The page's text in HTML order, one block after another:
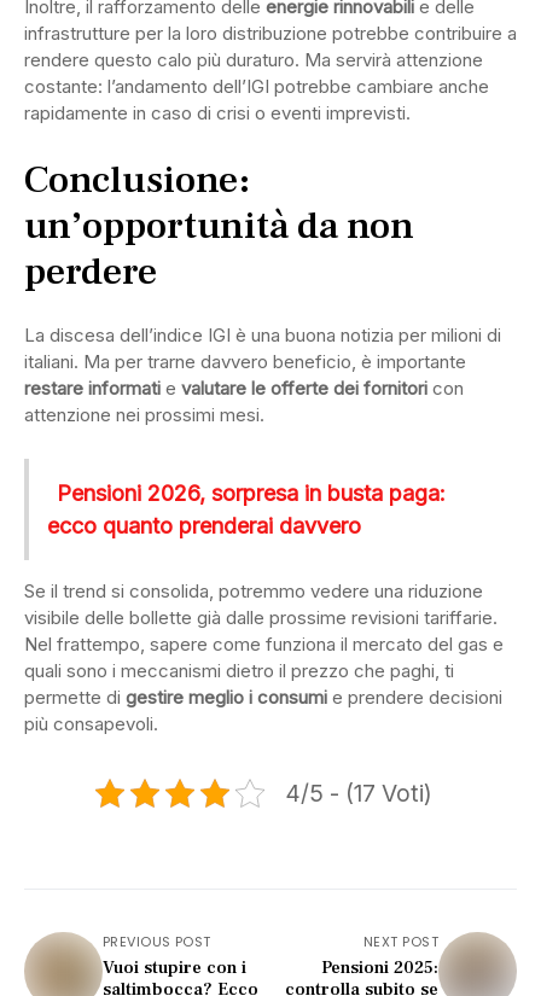
Inoltre, il rafforzamento delle energie rinnovabili e delle
infrastrutture per la loro distribuzione potrebbe contribuire a
rendere questo calo più duraturo. Ma servirà attenzione
costante: l’andamento dell’IGI potrebbe cambiare anche
rapidamente in caso di crisi o eventi imprevisti.
Conclusione:
un’opportunità da non
perdere
La discesa dell’indice IGI è una buona notizia per milioni di
italiani. Ma per trarne davvero beneficio, è importante
restare informati e valutare le offerte dei fornitori con
attenzione nei prossimi mesi.
Pensioni 2026, sorpresa in busta paga:
ecco quanto prenderai davvero
Se il trend si consolida, potremmo vedere una riduzione
visibile delle bollette già dalle prossime revisioni tariffarie.
Nel frattempo, sapere come funziona il mercato del gas e
quali sono i meccanismi dietro il prezzo che paghi, ti
permette di gestire meglio i consumi e prendere decisioni
più consapevoli.
4/5 - (17 Voti)
PREVIOUS POST
Vuoi stupire con i
saltimbocca? Ecco
NEXT POST
Pensioni 2025:
controlla subito se